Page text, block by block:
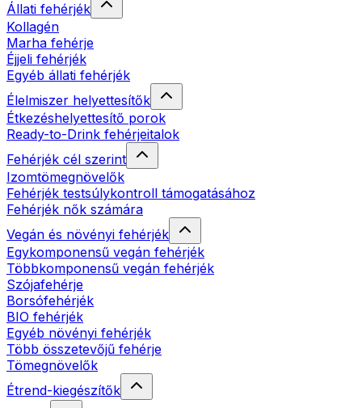
Állati fehérjék
Kollagén
Marha fehérje
Éjjeli fehérjék
Egyéb állati fehérjék
Élelmiszer helyettesítők
Étkezéshelyettesítő porok
Ready-to-Drink fehérjeitalok
Fehérjék cél szerint
Izomtömegnövelők
Fehérjék testsúlykontroll támogatásához
Fehérjék nők számára
Vegán és növényi fehérjék
Egykomponensű vegán fehérjék
Többkomponensű vegán fehérjék
Szójafehérje
Borsófehérjék
BIO fehérjék
Egyéb növényi fehérjék
Több összetevőjű fehérje
Tömegnövelők
Étrend-kiegészítők